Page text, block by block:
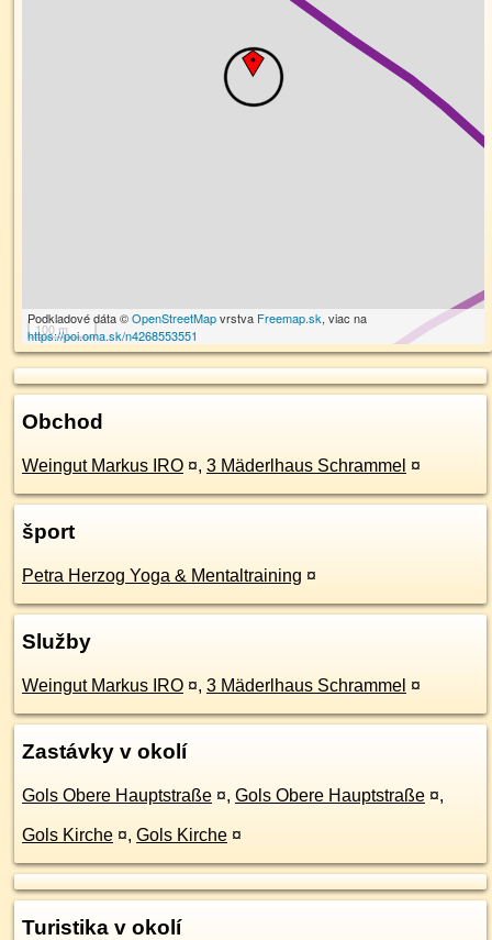
100 m
Podkladové dáta ©OpenStreetMapvrstva Freemap.sk, viac na
https://poi.oma.sk/n4268553551
Obchod
Weingut Markus IRO ¤, 3 Mäderlhaus Schrammel ¤
šport
Petra Herzog Yoga & Mentaltraining ¤
Služby
Weingut Markus IRO ¤, 3 Mäderlhaus Schrammel ¤
Zastávky v okolí
Gols Obere Hauptstraße ¤, Gols Obere Hauptstraße ¤,
Gols Kirche ¤, Gols Kirche ¤
Turistika v okolí